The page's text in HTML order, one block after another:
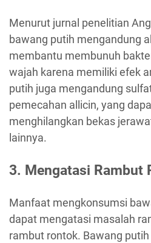
Menurut jurnal penelitian
bawang putih mengandung
membantu membunuh
wajah karena memiliki efek
putih juga mengandung
pemecahan allicin, yang
menghilangkan bekas
lainnya.
3. Mengatasi Rambut
Manfaat mengkonsumsi
dapat mengatasi masalah
rambut rontok. Bawang